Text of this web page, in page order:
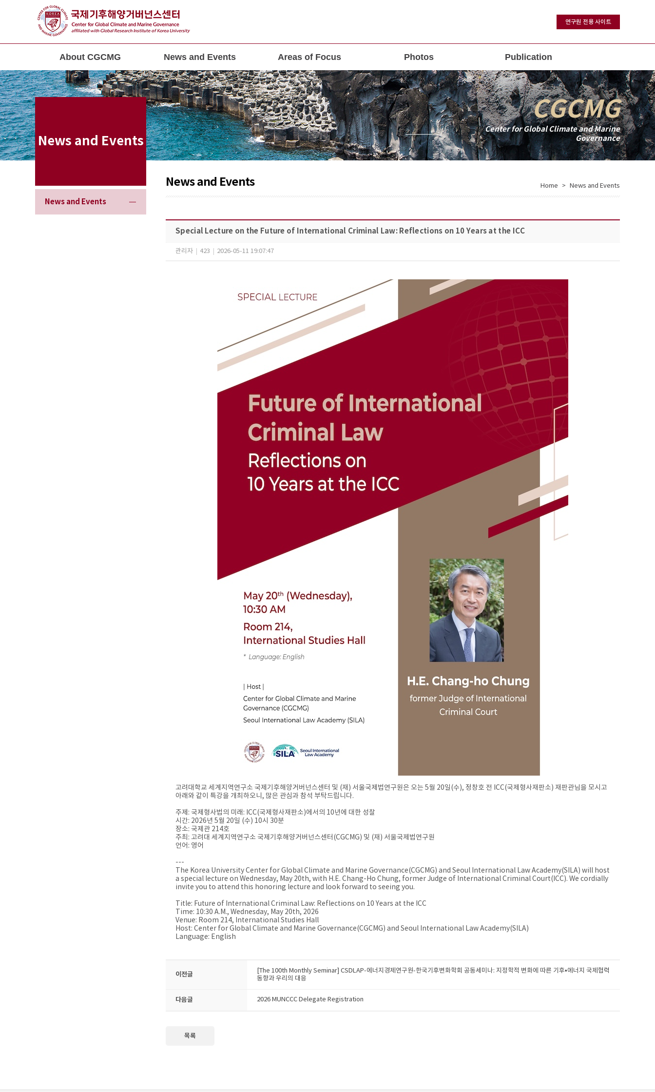
연구원 전용 사이트
About CGCMG News and Events Areas of Focus Photos Publication
CGCMG
Center for Global Climate and Marine
Governance
News and Events
News and Events
News and Events Home > News and Events
Special Lecture on the Future of International Criminal Law: Reflections on 10 Years at the ICC
관리자 423 2026-05-11 19:07:47
고려대학교 세계지역연구소 국제기후해양거버넌스센터 및 (재) 서울국제법연구원은 오는 5월 20일(수), 정창호 전 ICC(국제형사재판소​) 재판관님을 모시고
아래와 같이 특강을 개최하오니, 많은 관심과 참석 부탁드립니다.
주제: 국제형사법의 미래: ICC(국제형사재판소)에서의 10년에 대한 성찰
시간: 2026년 5월 20일 (수) 10시 30분
장소: 국제관 214호
주최: 고려대 세계지역연구소 국제기후해양거버넌스센터(CGCMG) 및 (재)​ 서울국제법연구원
언어: 영어
---
The Korea University Center for Global Climate and Marine Governance(CGCMG) and Seoul International Law Academy(SILA) will host
a special lecture on Wednesday, May 20th, with H.E. Chang-Ho Chung, former Judge of International Criminal Court(ICC). We cordially
invite you to attend this honoring lecture and look forward to seeing you.
​Title: Future of International Criminal Law: Reflections on 10 Years at the ICC
Time: 10:30 A.M., Wednesday, May 20th, 2026
Venue: Room 214, International Studies Hall
Host: Center for Global Climate and Marine Governance(CGCMG) and Seoul International Law Academy(SILA)
Language: English
이전글
[The 100th Monthly Seminar] CSDLAP-에너지경제연구원-한국기후변화학회 공동세미나: 지정학적 변화에 따른 기후•에너지 국제협력
동향과 우리의 대응
다음글 2026 MUNCCC Delegate Registration
목록